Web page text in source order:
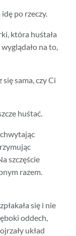
po rzeczy.
która huśtała
na to,
sama, czy Ci
huśtać.
szczęście
razem.
się i nie
oddech,
układ